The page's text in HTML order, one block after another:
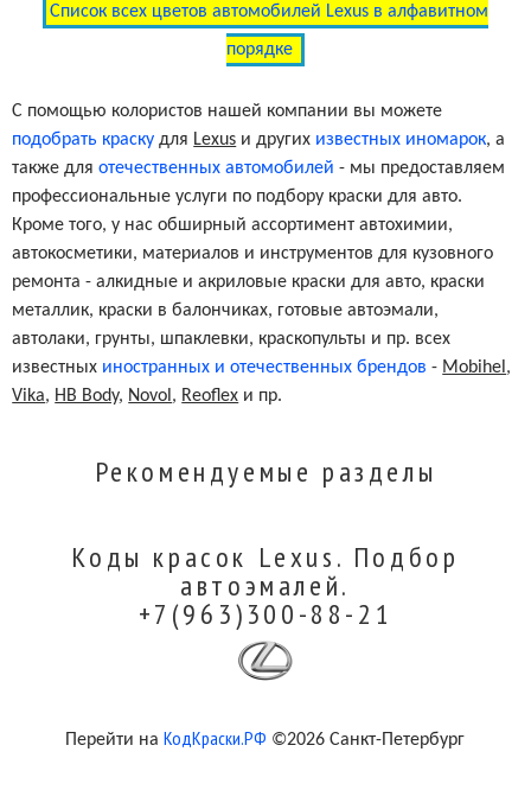
Список всех цветов автомобилей Lexus в алфавитном
порядке
С помощью колористов нашей компании вы можете
подобрать краску для Lexus и других известных иномарок, а
также дляотечественных автомобилей - мы предоставляем
профессиональные услуги по подбору краски для авто.
Кроме того, у нас обширный ассортимент автохимии,
автокосметики, материалов и инструментов для кузовного
ремонта - алкидные и акриловые краски для авто, краски
металлик, краски в балончиках, готовые автоэмали,
автолаки, грунты, шпаклевки, краскопульты и пр. всех
известных иностранных и отечественных брендов - Mobihel ,
Vika, HB Body, Novol , Reoflex и пр.
Рекомендуемые разделы
Коды красок Lexus. Подбор
автоэмалей.
+7(963)300-88-21
Перейти на КодКраски.РФ ©2026 Санкт-Петербург